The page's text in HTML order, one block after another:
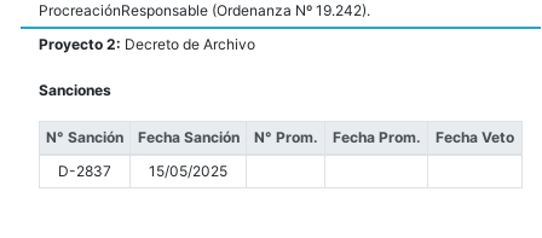
ProcreaciónResponsable (Ordenanza Nº 19.242).
Proyecto 2: Decreto de Archivo
Sanciones
N° Sanción Fecha Sanción N° Prom. Fecha Prom.
Fecha Veto
D-2837
15/05/2025